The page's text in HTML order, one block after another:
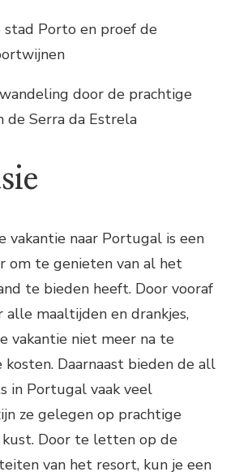
stad Porto en proef de
door de prachtige
de Serra da Estrela
vakantie naar Portugal is een
om te genieten van al het
te bieden heeft. Door vooraf
maaltijden en drankjes,
vakantie niet meer na te
kosten. Daarnaast bieden de all
in Portugal vaak veel
ze gelegen op prachtige
kust. Door te letten op de
van het resort, kun je een